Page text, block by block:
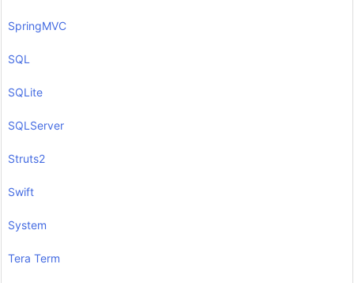
SpringMVC
SQL
SQLite
SQLServer
Struts2
Swift
System
Tera Term